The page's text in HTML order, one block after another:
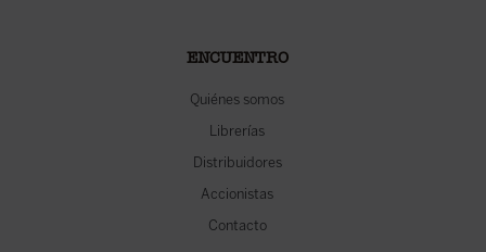
ENCUENTRO
Quiénes somos
Librerías
Distribuidores
Accionistas
Contacto